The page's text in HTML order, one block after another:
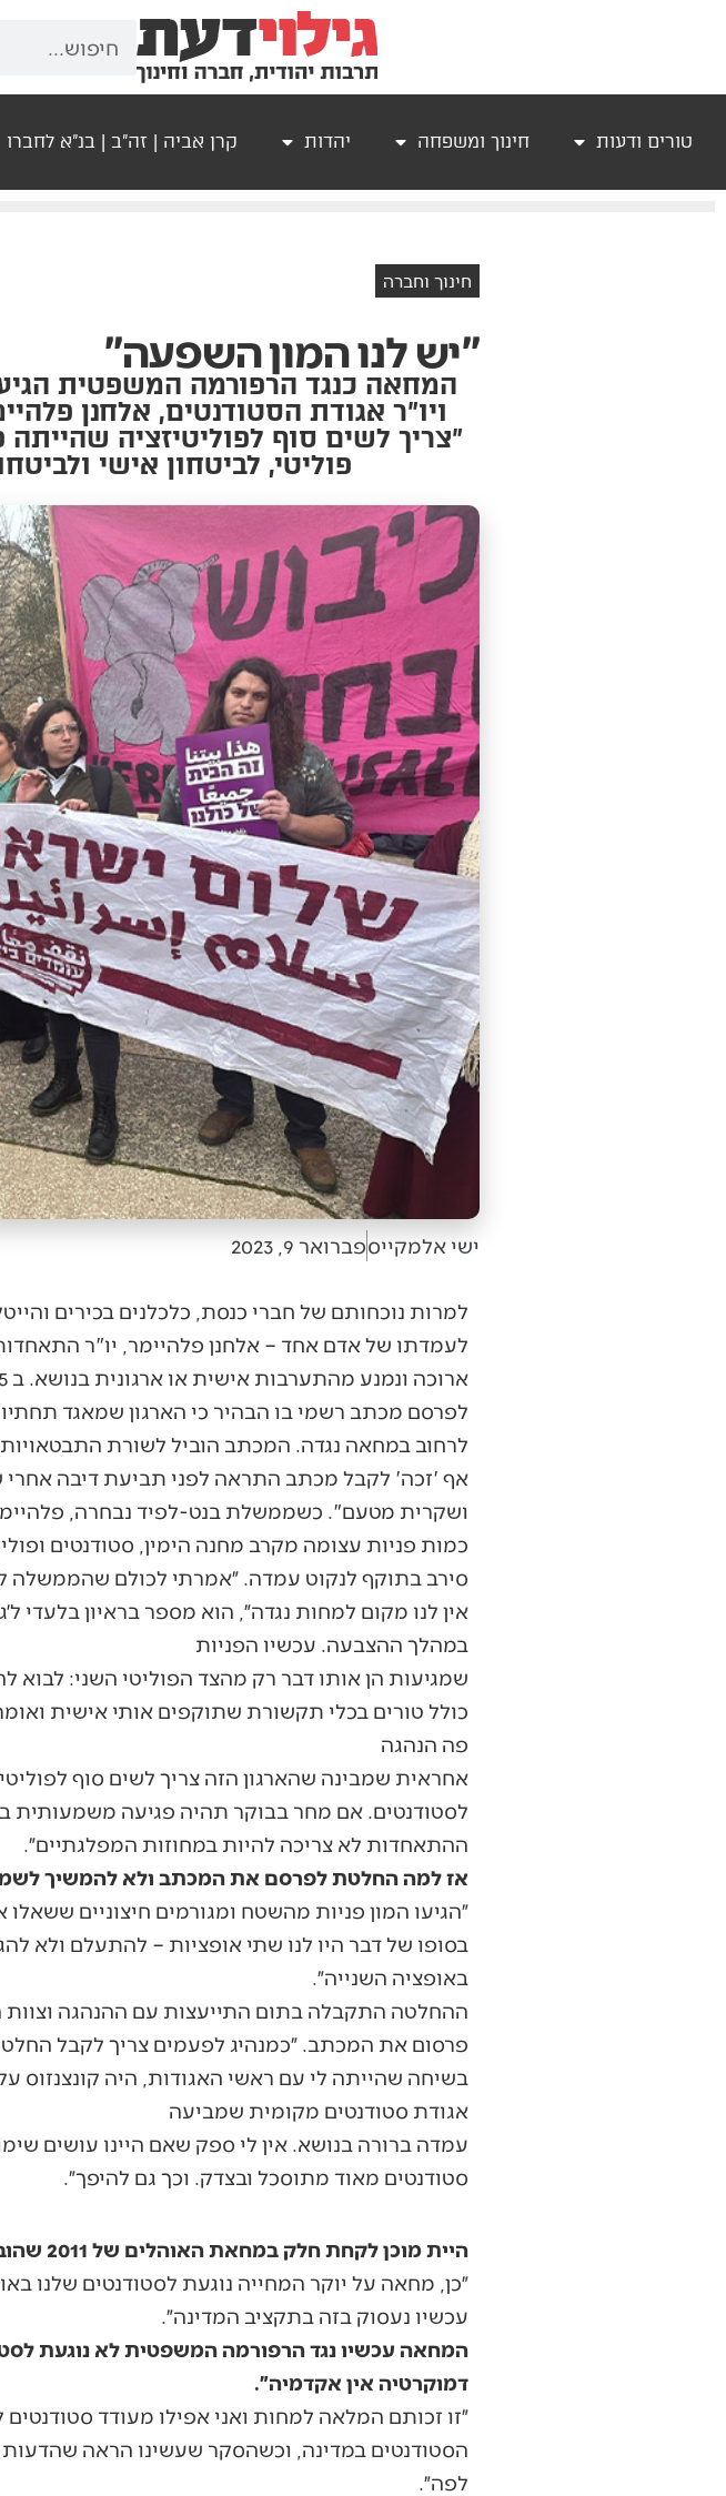
טורים ודעות חינוך ומשפחה יהדות קרן אביה | זה"ב | בנ"א לחברו
חינוך וחברה
"יש לנו המון השפעה"
המחאה כנגד הרפורמה המשפטית
ויו"ר אגודת הסטודנטים, אלחנן
"צריך לשים סוף לפוליטיזציה שהייתה
פוליטי, לביטחון אישי
ישי אלמקייספברואר 9, 2023
למרות נוכחותם של חברי כנסת, כלכלנים בכירים
לעמדתו של אדם אחד – אלחנן פלהיימר, יו"ר
לרחוב במחאה נגדה. המכתב הוביל לשורת
אף 'זכה' לקבל מכתב התראה לפני תביעת דיבה אחרי
ושקרית מטעם". כשממשלת בנט-לפיד נבחרה,
כמות פניות עצומה מקרב מחנה הימין, סטודנטים
סירב בתוקף לנקוט עמדה. ״אמרתי לכולם שהממשלה
אין לנו מקום למחות נגדה״, הוא מספר בראיון בלעדי
במהלך ההצבעה. עכשיו הפניות
שמגיעות הן אותו דבר רק מהצד הפוליטי השני:
כולל טורים בכלי תקשורת שתוקפים אותי אישית
פה הנהגה
אחראית שמבינה שהארגון הזה צריך לשים סוף
לסטודנטים. אם מחר בבוקר תהיה פגיעה משמעותית
ההתאחדות לא צריכה להיות במחוזות המפלגתיים״.
אז למה החלטת לפרסם את המכתב ולא להמשיך
״הגיעו המון פניות מהשטח ומגורמים חיצוניים
בסופו של דבר היו לנו שתי אופציות – להתעלם ולא
באופציה השנייה״.
ההחלטה התקבלה בתום התייעצות עם ההנהגה
פרסום את המכתב. ״כמנהיג לפעמים צריך לקבל
בשיחה שהייתה לי עם ראשי האגודות, היה
אגודת סטודנטים מקומית שמביעה
עמדה ברורה בנושא. אין לי ספק שאם היינו עושים
סטודנטים מאוד מתוסכל ובצדק. וכך גם להיפך״.
היית מוכן לקחת חלק במחאת האוהלים של 2011 שהוביל יו״ר ההתאחדות דאז, איציק שמולי?
״כן, מחאה על יוקר המחייה נוגעת לסטודנטים שלנו
עכשיו נעסוק בזה בתקציב המדינה״.
המחאה עכשיו נגד הרפורמה המשפטית לא נוגעת
דמוקרטיה אין אקדמיה״.
״זו זכותם המלאה למחות ואני אפילו מעודד
הסטודנטים במדינה, וכשהסקר שעשינו הראה
לפה״.